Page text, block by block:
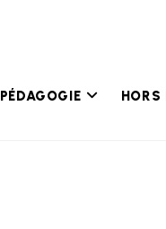
PÉDAGOGIE HORS